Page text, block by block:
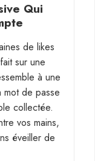
Qui
de likes
sur une
à une
mot de passe
collectée.
vos mains,
éveiller de